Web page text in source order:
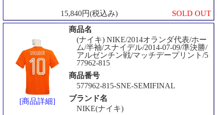
15,840円(税込み) SOLD OUT
[商品詳細]
商品名
(ナイキ) NIKE/2014オランダ代表/ホー
ム/半袖/スナイデル/2014-07-09/準決勝/
アルゼンチン戦/マッチデープリント/5
77962-815
商品番号
577962-815-SNE-SEMIFINAL
ブランド名
NIKE(ナイキ)